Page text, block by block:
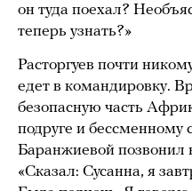
он туда поехал?
теперь узнать?»
Расторгуев почти
едет в командировку.
безопасную часть
подруге и бессменному
Баранжиевой позвонил
«Сказал: Сусанна, я